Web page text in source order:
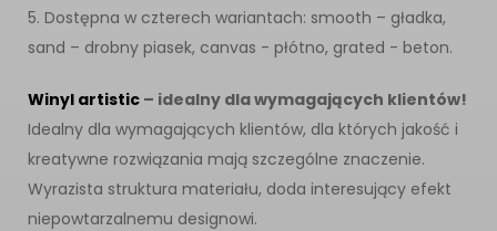
5. Dostępna w czterech wariantach: smooth – gładka,
sand – drobny piasek, canvas - płótno, grated - beton.
Winyl artistic – idealny dla wymagających klientów!
Idealny dla wymagających klientów, dla których jakość i
kreatywne rozwiązania mają szczególne znaczenie.
Wyrazista struktura materiału, doda interesujący efekt
niepowtarzalnemu designowi.